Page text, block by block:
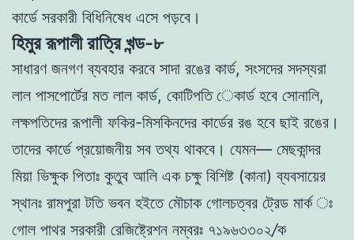
কার্ডে সরকারী বিধিনিষেধ এসে পড়বে।
হিমুর রূপালী রাত্রি খন্ড-৮
সাধারণ জনগণ ব্যবহার করবে সাদা রঙের কার্ড, সংসদের সদস্যরা
লাল পাসপাের্টের মত লাল কার্ড, কোটিপতি েকার্ড হবে সােনালি,
লক্ষপতিদের রূপালী ফকির-মিসকিনদের কার্ডের রঙ হবে ছাই রঙের।
তাদের কার্ডে প্রয়ােজনীয় সব তথ্য থাকবে। যেমন— মেছকান্দর
মিয়া ভিক্ষুক পিতাঃ কুতুব আলি এক চক্ষু বিশিষ্ট (কানা) ব্যবসায়ের
স্থানঃ রামপুরা টতি ভবন হইতে মৌচাক গােলচত্বর ট্রেড মার্ক ঃ
গােল পাথর সরকারী রেজিষ্ট্রেশন নম্বরঃ ৭১৯৬৩৩০২/ক